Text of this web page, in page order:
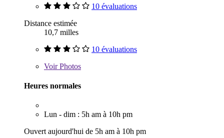
10 évaluations
Distance estimée
10,7 milles
10 évaluations
VoirPhotos
Heures normales
Lun - dim : 5h am à 10h pm
Ouvert aujourd'hui de 5h am à 10h pm